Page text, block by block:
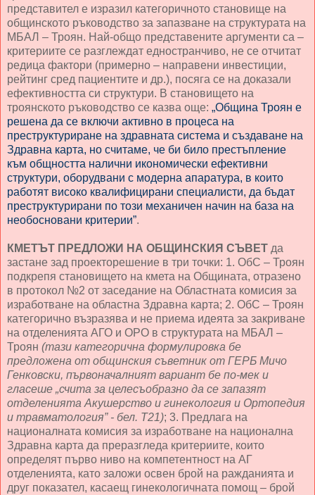
представител е изразил категоричното становище на
общинското ръководство за запазване на структурата на
МБАЛ – Троян. Най-общо представените аргументи са –
критериите се разглеждат едностранчиво, не се отчитат
редица фактори (примерно – направени инвестиции,
рейтинг сред пациентите и др.), посяга се на доказали
ефективността си структури. В становището на
троянското ръководство се казва още: „Община Троян е
решена да се включи активно в процеса на
преструктуриране на здравната система и създаване на
Здравна карта, но считаме, че би било престъпление
към общността налични икономически ефективни
структури, оборудвани с модерна апаратура, в които
работят високо квалифицирани специалисти, да бъдат
преструктурирани по този механичен начин на база на
необосновани критерии”.
КМЕТЪТ ПРЕДЛОЖИ НА ОБЩИНСКИЯ СЪВЕТ да
застане зад проекторешение в три точки: 1. ОбС – Троян
подкрепя становището на кмета на Общината, отразено
в протокол №2 от заседание на Областната комисия за
изработване на областна Здравна карта; 2. ОбС – Троян
категорично възразява и не приема идеята за закриване
на отделенията АГО и ОРО в структурата на МБАЛ –
Троян (тази категорична формулировка бе
предложена от общинския съветник от ГЕРБ Мичо
Генковски, първоначалният вариант бе по-мек и
гласеше „счита за целесъобразно да се запазят
отделенията Акушерство и гинекология и Ортопедия
и травматология” - бел. Т21); 3. Предлага на
националната комисия за изработване на национална
Здравна карта да преразгледа критериите, които
определят първо ниво на компетентност на АГ
отделенията, като заложи освен брой на ражданията и
друг показател, касаещ гинекологичната помощ – брой